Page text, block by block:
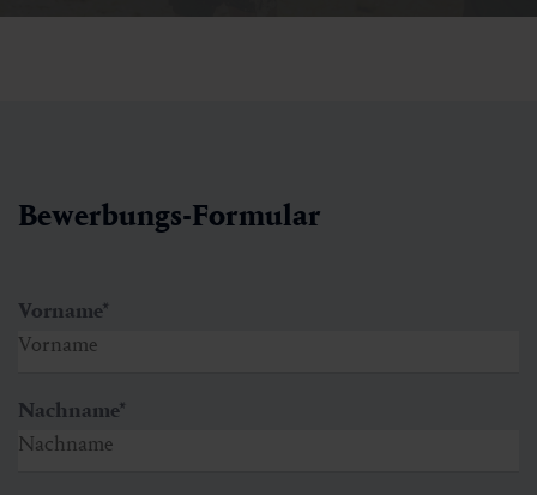
Bewerbungs-Formular
Vorname*
Nachname*